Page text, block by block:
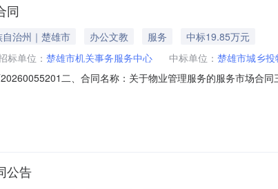
同
治州｜楚雄市 办公文教 服务
中标19.85万元
标单位： 楚雄市机关事务服务中心 中标单位： 楚雄市城乡
二、合同名称：关于物业管理服务的服务市场合
云南省楚雄彝族自治州楚雄市鹿城镇阳光花园C3栋二楼联系方
公告